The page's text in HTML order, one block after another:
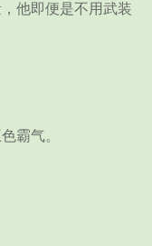
他即便是不用武装
霸气。